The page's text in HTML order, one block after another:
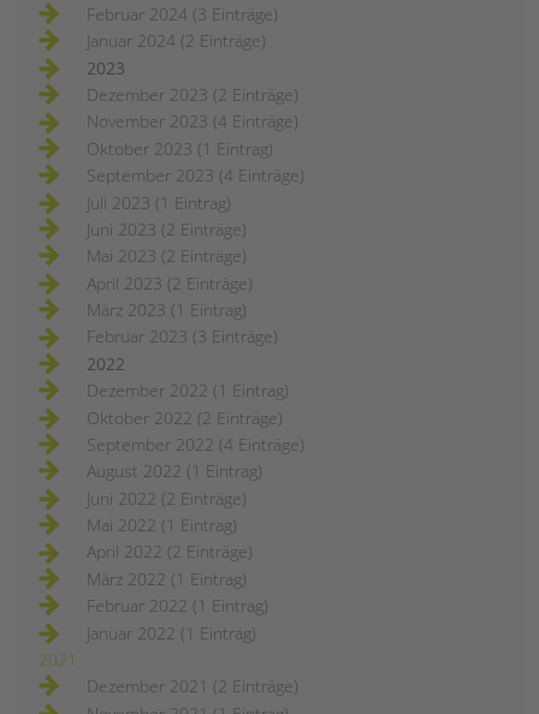
Februar 2024 (3 Einträge)
Januar 2024 (2 Einträge)
2023
Dezember 2023 (2 Einträge)
November 2023 (4 Einträge)
Oktober 2023 (1 Eintrag)
September 2023 (4 Einträge)
Juli 2023 (1 Eintrag)
Juni 2023 (2 Einträge)
Mai 2023 (2 Einträge)
April 2023 (2 Einträge)
März 2023 (1 Eintrag)
Februar 2023 (3 Einträge)
2022
Dezember 2022 (1 Eintrag)
Oktober 2022 (2 Einträge)
September 2022 (4 Einträge)
August 2022 (1 Eintrag)
Juni 2022 (2 Einträge)
Mai 2022 (1 Eintrag)
April 2022 (2 Einträge)
März 2022 (1 Eintrag)
Februar 2022 (1 Eintrag)
Januar 2022 (1 Eintrag)
2021
Dezember 2021 (2 Einträge)